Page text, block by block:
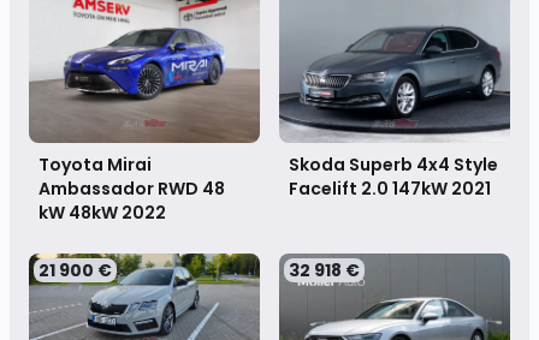
Toyota Mirai
Ambassador RWD 48
kW 48kW 2022
Skoda Superb 4x4 Style
Facelift 2.0 147kW 2021
21 900 € 32 918 €